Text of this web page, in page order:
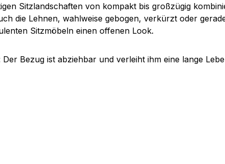
Sitzlandschaften von kompakt bis großzügig
die Lehnen, wahlweise gebogen, verkürzt oder
Sitzmöbeln einen offenen Look.
Bezug ist abziehbar und verleiht ihm eine lange